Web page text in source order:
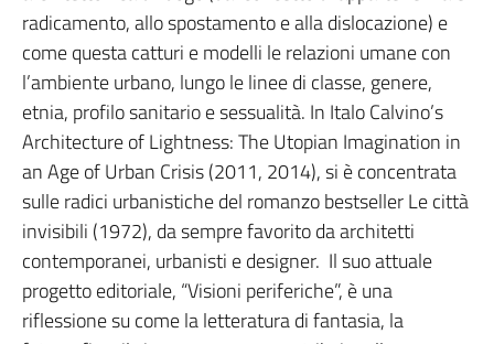
radicamento, allo spostamento e alla dislocazione) e
come questa catturi e modelli le relazioni umane con
l’ambiente urbano, lungo le linee di classe, genere,
etnia, profilo sanitario e sessualità. In Italo Calvino’s
Architecture of Lightness: The Utopian Imagination in
an Age of Urban Crisis (2011, 2014), si è concentrata
sulle radici urbanistiche del romanzo bestseller Le città
invisibili (1972), da sempre favorito da architetti
contemporanei, urbanisti e designer. Il suo attuale
progetto editoriale, “Visioni periferiche”, è una
riflessione su come la letteratura di fantasia, la